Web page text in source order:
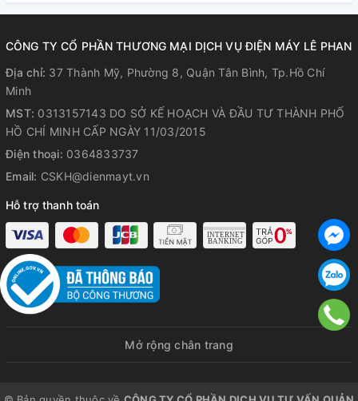
CHI TIẾT TÍNH NĂNG
CÔNG TY CỔ PHẦN THƯƠNG MẠI DỊCH VỤ ĐIỆN MÁY LÊ PHAN
Địa chỉ: 37 Thành Mỹ, Phường 8, Quận Tân Bình, Tp.Hồ Chí
Minh
MST: 0313157143 DO SỞ KẾ HOẠCH VÀ ĐẦU TƯ THÀNH PHỐ
HỒ CHÍ MINH CẤP NGÀY 11/03/2015
Điện thoại: 0364833737
Email: CSKH@dienmayt.vn
Hỗ trợ thanh toán
Mở rộng chân trang